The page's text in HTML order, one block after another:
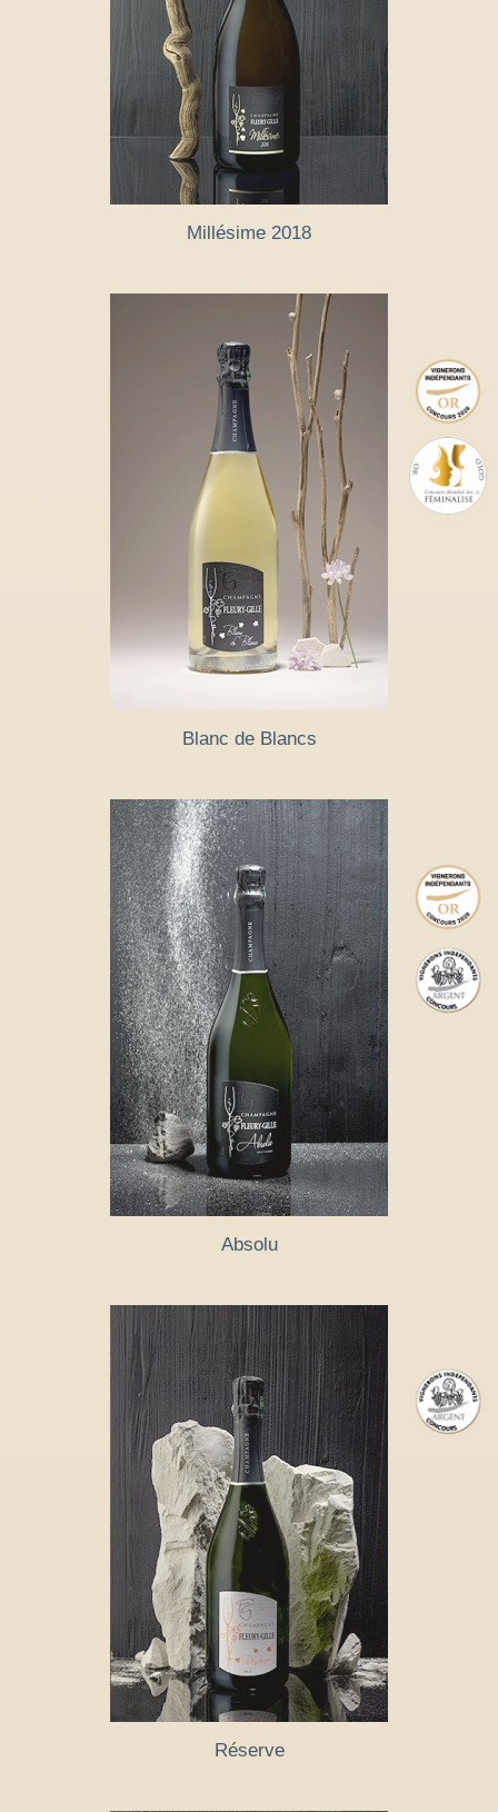
Millésime 2018
Blanc de Blancs
Absolu
Réserve